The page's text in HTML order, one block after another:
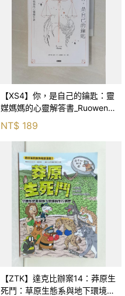
【XS4】你，是自己的鑰匙：靈
媒媽媽的心靈解答書_Ruowen
Huang
NT$ 189
【ZTK】達克比辦案14：莽原生
死鬥：草原生態系與地下環境的